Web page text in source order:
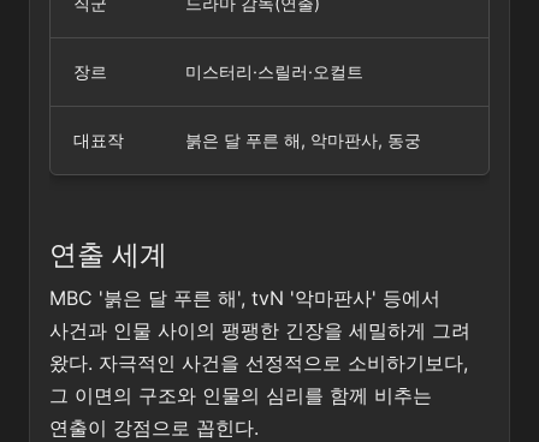
장르 미스터리·스릴러·오컬트
대표작 붉은 달 푸른 해, 악마판사, 동궁
연출 세계
MBC '붉은 달 푸른 해', tvN '악마판사' 등에서
사건과 인물 사이의 팽팽한 긴장을 세밀하게 그려
왔다. 자극적인 사건을 선정적으로 소비하기보다,
그 이면의 구조와 인물의 심리를 함께 비추는
연출이 강점으로 꼽힌다.